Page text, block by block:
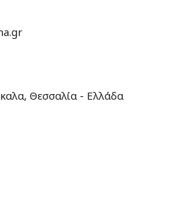
Θεσσαλία - Ελλάδα